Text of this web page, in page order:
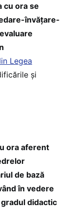
cu ora se
învățare-
Legea
și
ora aferent
de bază
în vedere
didactic